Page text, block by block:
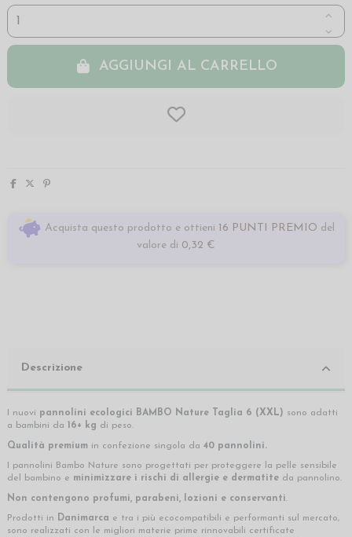
AGGIUNGI AL CARRELLO
Acquista questo prodotto e ottieni 16 PUNTI PREMIO del
valore di 0,32 €
Descrizione
I nuovi pannolini ecologici BAMBO Nature Taglia 6 (XXL) sono adatti
a bambini da 16+ kg di peso.
Qualità premium in confezione singola da 40 pannolini.
I pannolini Bambo Nature sono progettati per proteggere la pelle sensibile
del bambino e minimizzare i rischi di allergie e dermatite da pannolino.
Non contengono profumi, parabeni, lozioni e conservanti.
Prodotti in Danimarca e tra i più ecocompatibili e performanti sul mercato,
sono realizzati con le migliori materie prime rinnovabili certificate